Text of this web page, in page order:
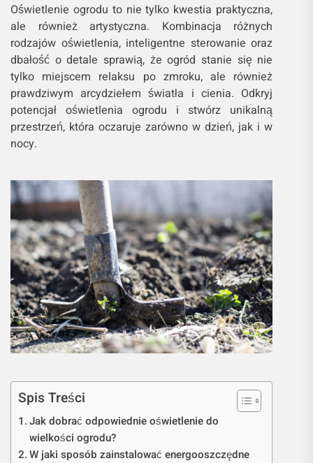
Oświetlenie ogrodu to nie tylko kwestia praktyczna,
ale również artystyczna. Kombinacja różnych
rodzajów oświetlenia, inteligentne sterowanie oraz
dbałość o detale sprawią, że ogród stanie się nie
tylko miejscem relaksu po zmroku, ale również
prawdziwym arcydziełem światła i cienia. Odkryj
potencjał oświetlenia ogrodu i stwórz unikalną
przestrzeń, która oczaruje zarówno w dzień, jak i w
nocy.
Spis Treści
Jak dobrać odpowiednie oświetlenie do
wielkości ogrodu?
W jaki sposób zainstalować energooszczędne